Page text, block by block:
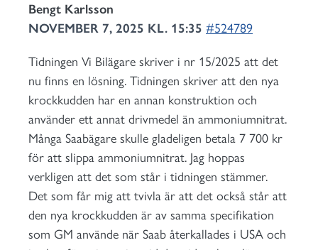
Bengt Karlsson
NOVEMBER 7, 2025 KL. 15:35 #524789
Tidningen Vi Bilägare skriver i nr 15/2025 att det
nu finns en lösning. Tidningen skriver att den nya
krockkudden har en annan konstruktion och
använder ett annat drivmedel än ammoniumnitrat.
Många Saabägare skulle gladeligen betala 7 700 kr
för att slippa ammoniumnitrat. Jag hoppas
verkligen att det som står i tidningen stämmer.
Det som får mig att tvivla är att det också står att
den nya krockkudden är av samma specifikation
som GM använde när Saab återkallades i USA och